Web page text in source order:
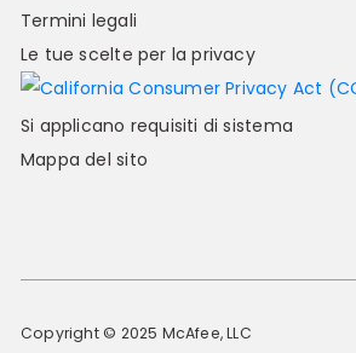
Termini legali
Le tue scelte per la privacy
Si applicano requisiti di sistema
Mappa del sito
Copyright © 2025 McAfee, LLC